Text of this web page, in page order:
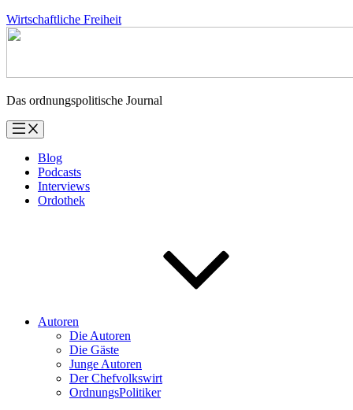
Zum
Inhalt
Wirtschaftliche Freiheit
Das ordnungspolitische Journal
Blog
Podcasts
Interviews
Ordothek
Autoren
Die Autoren
Die Gäste
Junge Autoren
Der Chefvolkswirt
OrdnungsPolitiker